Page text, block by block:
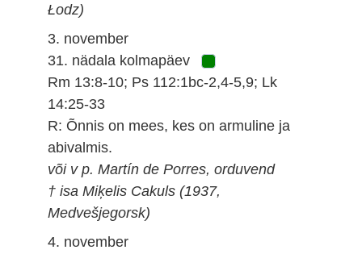
Łodz)
3. november
31. nädala kolmapäev
Rm 13:8-10; Ps 112:1bc-2,4-5,9; Lk
14:25-33
R: Õnnis on mees, kes on armuline ja
abivalmis.
või v p. Martín de Porres, orduvend
† isa Miķelis Cakuls (1937,
Medvešjegorsk)
4. november